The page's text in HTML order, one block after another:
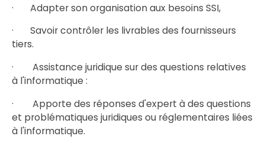
· Adapter son organisation aux besoins SSI,
· Savoir contrôler les livrables des fournisseurs
tiers.
· Assistance juridique sur des questions relatives
à l'informatique :
· Apporte des réponses d'expert à des questions
et problématiques juridiques ou réglementaires liées
à l'informatique.